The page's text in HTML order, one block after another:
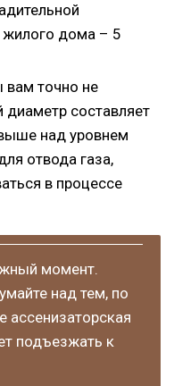
жилого дома – 5
вам точно не
составляет
над уровнем
отвода газа,
в процессе
момент.
над тем, по
ассенизаторская
подъезжать к